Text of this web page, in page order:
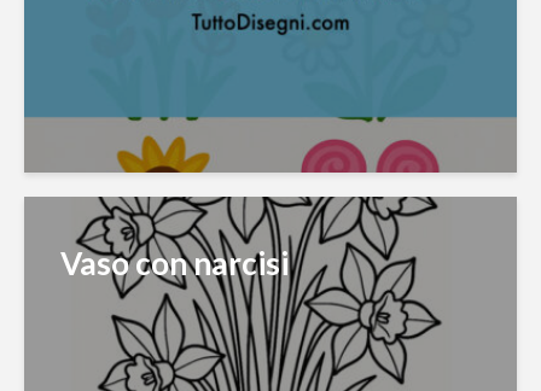
Vaso con narcisi